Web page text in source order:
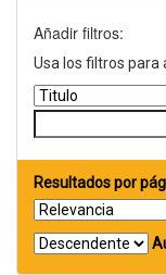
Añadir filtros:
Usa los filtros para
Resultados por